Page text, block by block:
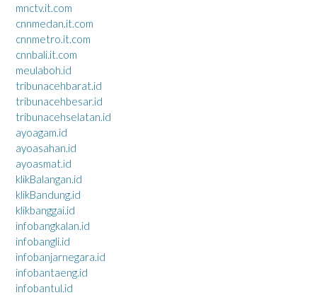
mnctv.it.com
cnnmedan.it.com
cnnmetro.it.com
cnnbali.it.com
meulaboh.id
tribunacehbarat.id
tribunacehbesar.id
tribunacehselatan.id
ayoagam.id
ayoasahan.id
ayoasmat.id
klikBalangan.id
klikBandung.id
klikbanggai.id
infobangkalan.id
infobangli.id
infobanjarnegara.id
infobantaeng.id
infobantul.id